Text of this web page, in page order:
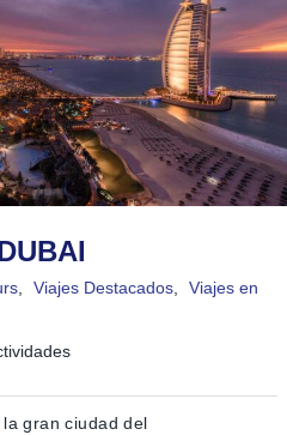
Viajes Destacados
Viajes en
gran ciudad del